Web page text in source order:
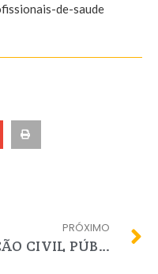
de-saude
PRÓXIMO
AÇÃO CIVIL PÚBLICA MOVIDA PELO CRTR4 RJ COMEÇA A SURTIR EFEITO E TEM PARTE DAS SOLICITAÇÕES ATENDIDAS PELA CÂMARA DOS DEPUTADOS VIA LEI N° 8857